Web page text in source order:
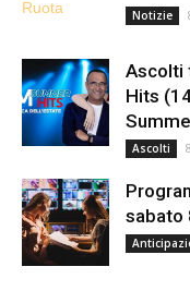
Notizie
Ascolti
Hits
Ascolti
sabato